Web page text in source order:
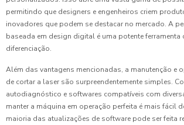
permitindo que designers e engenheiros criem
inovadores que podem se destacar no mercado. A
baseada em design digital é uma potente ferramenta
diferenciação.
Além das vantagens mencionadas, a manutenção e
de cortar a laser são surpreendentemente simples.
autodiagnóstico e softwares compatíveis com
manter a máquina em operação perfeita é mais fácil
maioria das atualizações de software pode ser feita